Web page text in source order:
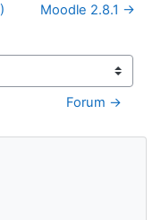
Moodle 2.8.1 →
Forum →